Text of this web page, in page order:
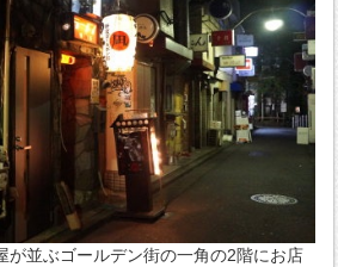
が並ぶゴールデン街の一角の2階にお店